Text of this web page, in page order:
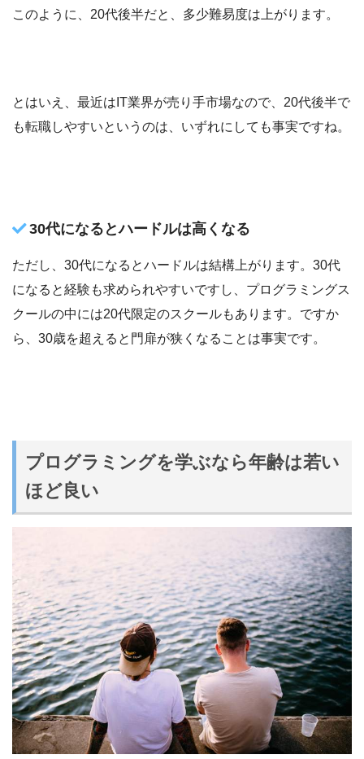
このように、20代後半だと、多少難易度は上がります。
とはいえ、最近はIT業界が売り手市場なので、20代後半で
も転職しやすいというのは、いずれにしても事実ですね。
30代になるとハードルは高くなる
ただし、30代になるとハードルは結構上がります。30代
になると経験も求められやすいですし、プログラミングス
クールの中には20代限定のスクールもあります。ですか
ら、30歳を超えると門扉が狭くなることは事実です。
プログラミングを学ぶなら年齢は若い
ほど良い